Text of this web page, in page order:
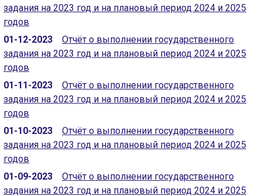
задания на 2023 год и на плановый период 2024 и 2025
годов
01-12-2023
Отчёт о выполнении государственного
задания на 2023 год и на плановый период 2024 и 2025
годов
01-11-2023
Отчёт о выполнении государственного
задания на 2023 год и на плановый период 2024 и 2025
годов
01-10-2023
Отчёт о выполнении государственного
задания на 2023 год и на плановый период 2024 и 2025
годов
01-09-2023
Отчёт о выполнении государственного
задания на 2023 год и на плановый период 2024 и 2025